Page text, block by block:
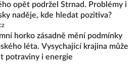
opět podržel Strnad. Problémy i
naděje, kde hledat pozitiva?
horko zásadně mění podmínky
léta. Vysychající krajina může
potraviny i energie